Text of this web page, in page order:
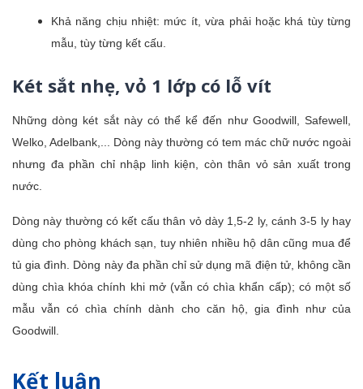
Khả năng chịu nhiệt: mức ít, vừa phải hoặc khá tùy từng
mẫu, tùy từng kết cấu.
Két sắt nhẹ, vỏ 1 lớp có lỗ vít
Những dòng két sắt này có thể kể đến như Goodwill, Safewell,
Welko, Adelbank,... Dòng này thường có tem mác chữ nước ngoài
nhưng đa phần chỉ nhập linh kiện, còn thân vỏ sản xuất trong
nước.
Dòng này thường có kết cấu thân vỏ dày 1,5-2 ly, cánh 3-5 ly hay
dùng cho phòng khách sạn, tuy nhiên nhiều hộ dân cũng mua để
tủ gia đình. Dòng này đa phần chỉ sử dụng mã điện tử, không cần
dùng chìa khóa chính khi mở (vẫn có chìa khẩn cấp); có một số
mẫu vẫn có chìa chính dành cho căn hộ, gia đình như của
Goodwill.
Kết luận